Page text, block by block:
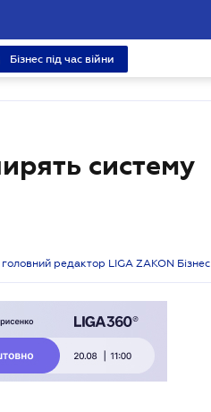
Бізнес під час війни
систему
редактор LIGA ZAKON Бізнес